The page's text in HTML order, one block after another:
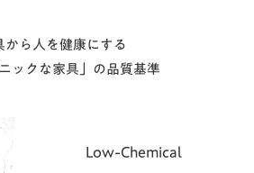
から人を健康にする
ックな家具」の品質基準
Low-Chemical